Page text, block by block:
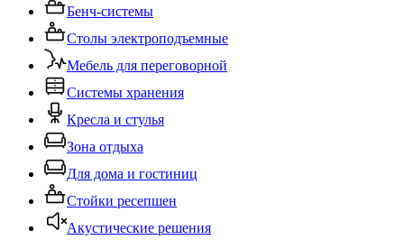
Бенч-системы
Столы электроподъемные
Мебель для переговорной
Системы хранения
Кресла и стулья
Зона отдыха
Для дома и гостиниц
Стойки ресепшен
Акустические решения